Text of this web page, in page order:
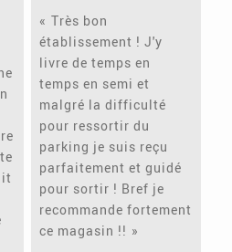
Très bon
établissement ! J'y
livre de temps en
temps en semi et
malgré la difficulté
pour ressortir du
parking je suis reçu
parfaitement et guidé
pour sortir ! Bref je
recommande fortement
ce magasin !!